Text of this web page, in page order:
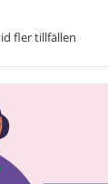
fler tillfällen